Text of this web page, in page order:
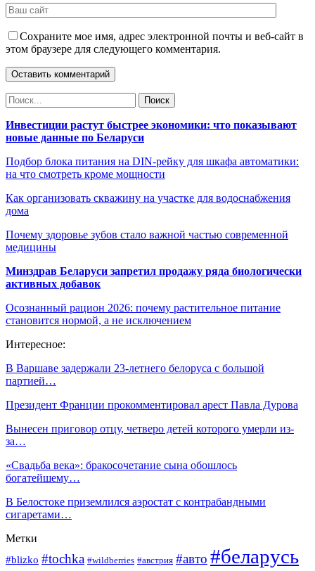
Сохраните мое имя, адрес электронной почты и веб-сайт в
этом браузере для следующего комментария.
Инвестиции растут быстрее экономики: что показывают
новые данные по Беларуси
Подбор блока питания на DIN-рейку для шкафа автоматики:
на что смотреть кроме мощности
Как организовать скважину на участке для водоснабжения
дома
Почему здоровье зубов стало важной частью современной
медицины
Минздрав Беларуси запретил продажу ряда биологически
активных добавок
Осознанный рацион 2026: почему растительное питание
становится нормой, а не исключением
Интересное:
В Варшаве задержали 23-летнего белоруса с большой
партией…
Президент Франции прокомментировал арест Павла Дурова
Вынесен приговор отцу, четверо детей которого умерли из-
за…
«Свадьба века»: бракосочетание сына обошлось
богатейшему…
В Белостоке приземлился аэростат с контрабандными
сигаретами…
Метки
#blizko #tochka #wildberries #австрия #авто #беларусь